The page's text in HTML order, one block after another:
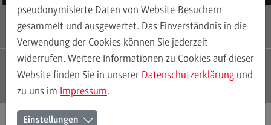
Governance ISoG BW
Angebot
Executive Programme Intersectoral Governance
EXECUTIVE PROGRAMME INTERSECTORAL
AKTUELLES UND VERANSTALTUNGEN
ANSPRECHPERSONEN
pseudonymisierte Daten von Website-Besuchern
gesammelt und ausgewertet. Das Einverständnis in die
Verwendung der Cookies können Sie jederzeit
widerrufen. Weitere Informationen zu Cookies auf dieser
Website finden Sie in unserer Datenschutzerklärung und
zu uns im Impressum.
Einstellungen